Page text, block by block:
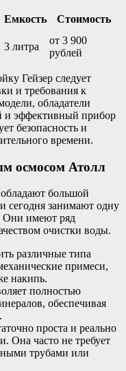
Емкость
Стоимость
3 литра
от 3 900
рублей
Гейзер следует
и требования к
обладатели
и эффективный прибор
безопасность и
времени.
осмосом Атолл
большой
сегодня занимают одну
Они имеют ряд
очистки воды.
различные типа
примеси,
накипь.
полностью
обеспечивая
проста и реально
Она часто не требует
трубами или